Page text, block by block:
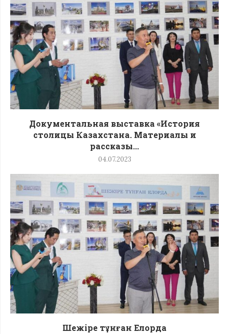
Документальная выставка «История
столицы Казахстана. Материалы и
рассказы...
04.07.2023
Шежіре тұнған Елорда